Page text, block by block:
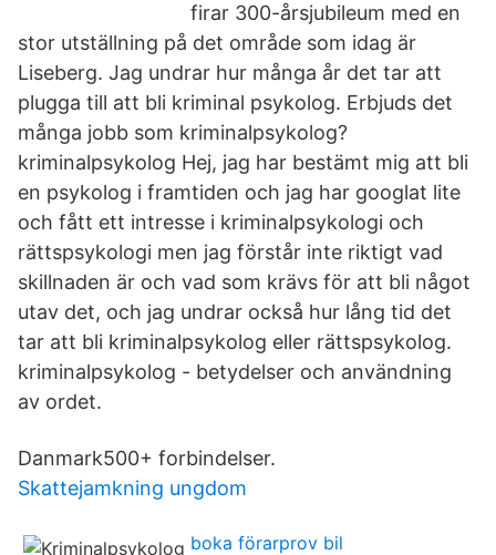
firar 300-årsjubileum med en
stor utställning på det område som idag är
Liseberg. Jag undrar hur många år det tar att
plugga till att bli kriminal psykolog. Erbjuds det
många jobb som kriminalpsykolog?
kriminalpsykolog Hej, jag har bestämt mig att bli
en psykolog i framtiden och jag har googlat lite
och fått ett intresse i kriminalpsykologi och
rättspsykologi men jag förstår inte riktigt vad
skillnaden är och vad som krävs för att bli något
utav det, och jag undrar också hur lång tid det
tar att bli kriminalpsykolog eller rättspsykolog.
kriminalpsykolog - betydelser och användning
av ordet.
Danmark500+ forbindelser.
Skattejamkning ungdom
boka förarprov bil